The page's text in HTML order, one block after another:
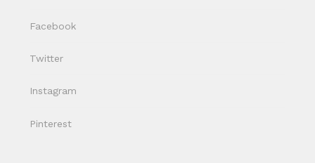
Facebook
Twitter
Instagram
Pinterest